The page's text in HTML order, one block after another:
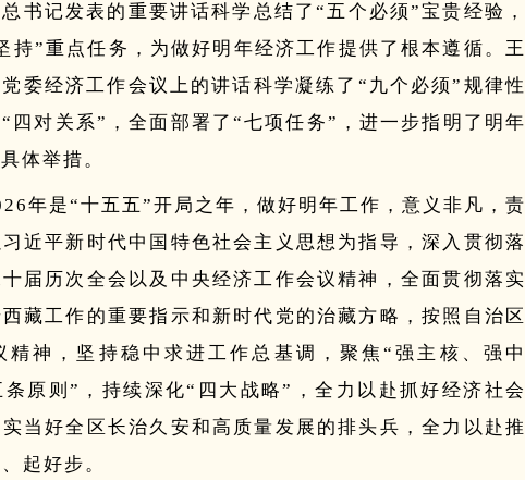
书记发表的重要讲话科学总结了“五个必须”宝贵经验，
持”重点任务，为做好明年经济工作提供了根本遵循。王
委经济工作会议上的讲话科学凝练了“九个必须”规律性
四对关系”，全面部署了“七项任务”，进一步指明了明年
体举措。
年是“十五五”开局之年，做好明年工作，意义非凡，责
近平新时代中国特色社会主义思想为指导，深入贯彻落
届历次全会以及中央经济工作会议精神，全面贯彻落实
藏工作的重要指示和新时代党的治藏方略，按照自治区
精神，坚持稳中求进工作总基调，聚焦“强主核、强中
原则”，持续深化“四大战略”，全力以赴抓好经济社会
当好全区长治久安和高质量发展的排头兵，全力以赴推
起好步。